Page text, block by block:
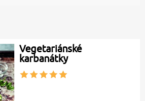
Vegetariánské
karbanátky